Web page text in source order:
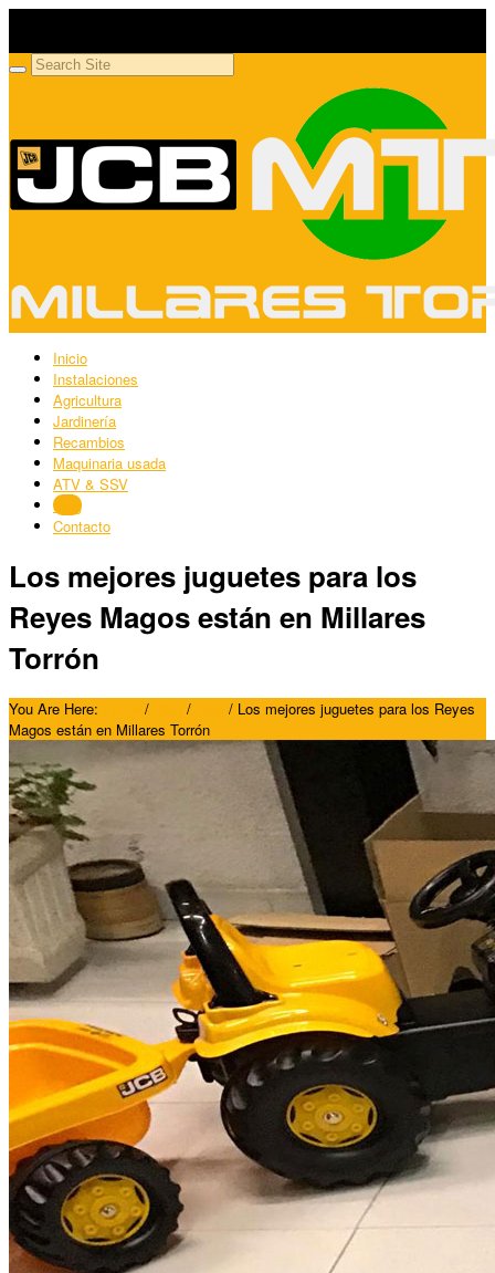
Inicio
Instalaciones
Agricultura
Jardinería
Recambios
Maquinaria usada
ATV & SSV
Blog
Contacto
Los mejores juguetes para los
Reyes Magos están en Millares
Torrón
You Are Here: / / / Los mejores juguetes para los Reyes
Magos están en Millares Torrón